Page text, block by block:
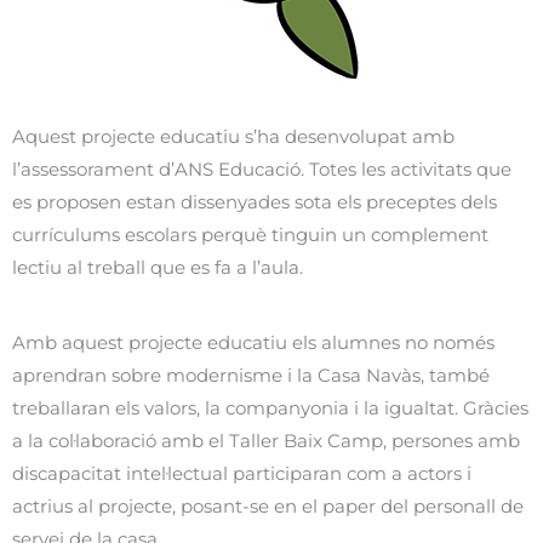
Aquest projecte educatiu s’ha desenvolupat amb
l’assessorament d’ANS Educació. Totes les activitats que
es proposen estan dissenyades sota els preceptes dels
currículums escolars perquè tinguin un complement
lectiu al treball que es fa a l’aula.
Amb aquest projecte educatiu els alumnes no només
aprendran sobre modernisme i la Casa Navàs, també
treballaran els valors, la companyonia i la igualtat. Gràcies
a la col·laboració amb el Taller Baix Camp, persones amb
discapacitat intel·lectual participaran com a actors i
actrius al projecte, posant-se en el paper del personall de